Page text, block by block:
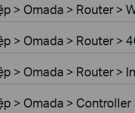
> Omada > Router >
> Omada > Router >
> Omada > Router >
> Omada >